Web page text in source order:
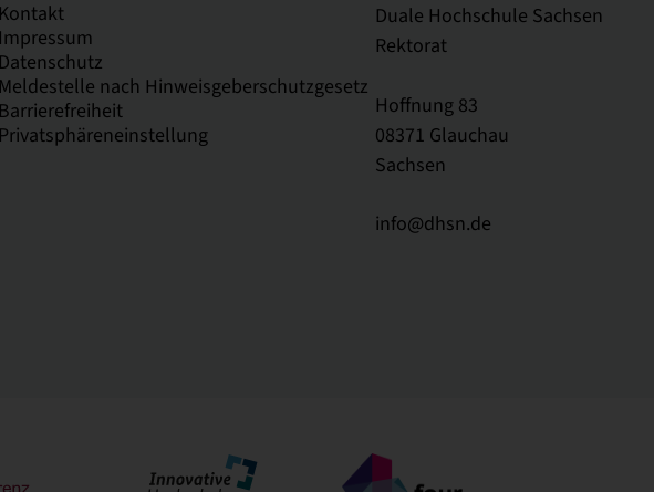
Kontakt
Impressum
Datenschutz
Meldestelle nach Hinweisgeberschutzgesetz
Barrierefreiheit
Privatsphäreneinstellung
Duale Hochschule Sachsen
Rektorat
Hoffnung 83
08371 Glauchau
Sachsen
info@dhsn.de